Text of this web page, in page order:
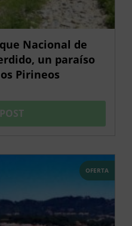
Nacional de
un paraíso
Pirineos
OFERTA